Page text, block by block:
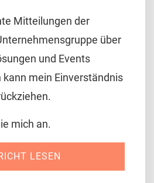
Mitteilungen der
über
und Events
kann mein Einverständnis
mich an.
LESEN